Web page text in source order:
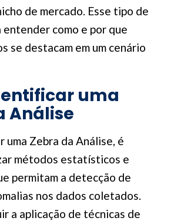
de mercado. Esse tipo de
entender como e por que
se destacam em um cenário
uma
Análise
uma Zebra da Análise, é
métodos estatísticos e
permitam a detecção de
nos dados coletados.
a aplicação de técnicas de